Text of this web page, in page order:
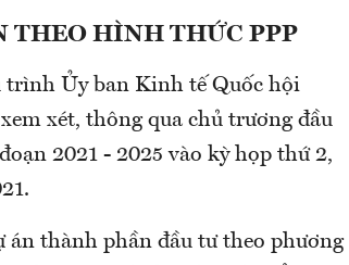
THEO HÌNH THỨC PPP
trình Ủy ban Kinh tế Quốc hội
xét, thông qua chủ trương đầu
2021 - 2025 vào kỳ họp thứ 2,
án thành phần đầu tư theo phương